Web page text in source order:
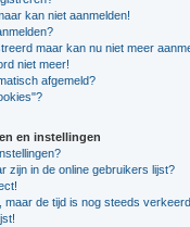
kan niet aanmelden!
maar kan nu niet meer
niet meer!
afgemeld?
en instellingen
zijn in de online gebruikers lijst?
maar de tijd is nog steeds